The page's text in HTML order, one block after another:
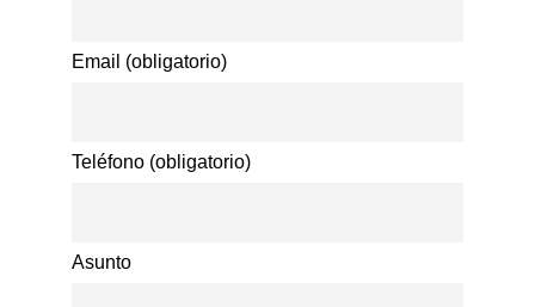
Email (obligatorio)
Teléfono (obligatorio)
Asunto